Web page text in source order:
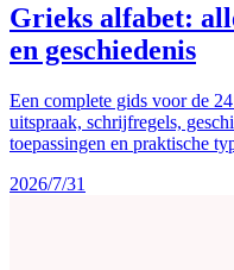
Grieks alfabet:
en geschiedenis
Een complete gids voor de
uitspraak, schrijfregels,
toepassingen en praktische
2026/7/31